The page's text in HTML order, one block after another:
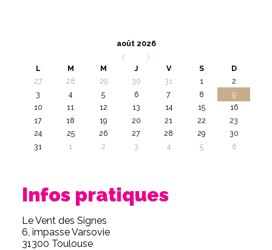
août 2026
L M M J V S
D
27
28 29 30 31 1
2
3
4 5 6 7 8
9
10
11 12 13 14 15
16
17
18 19 20 21 22
23
24
25 26 27 28 29
30
31
1 2 3 4 5 6
Infos pratiques
Le Vent des Signes
6, impasse Varsovie
31300 Toulouse